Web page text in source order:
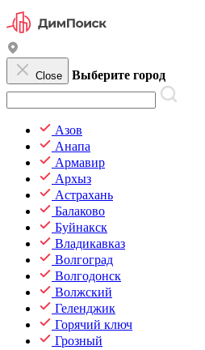
Close Выберите город
Азов
Анапа
Армавир
Архыз
Астрахань
Балаково
Буйнакск
Владикавказ
Волгоград
Волгодонск
Волжский
Геленджик
Горячий ключ
Грозный